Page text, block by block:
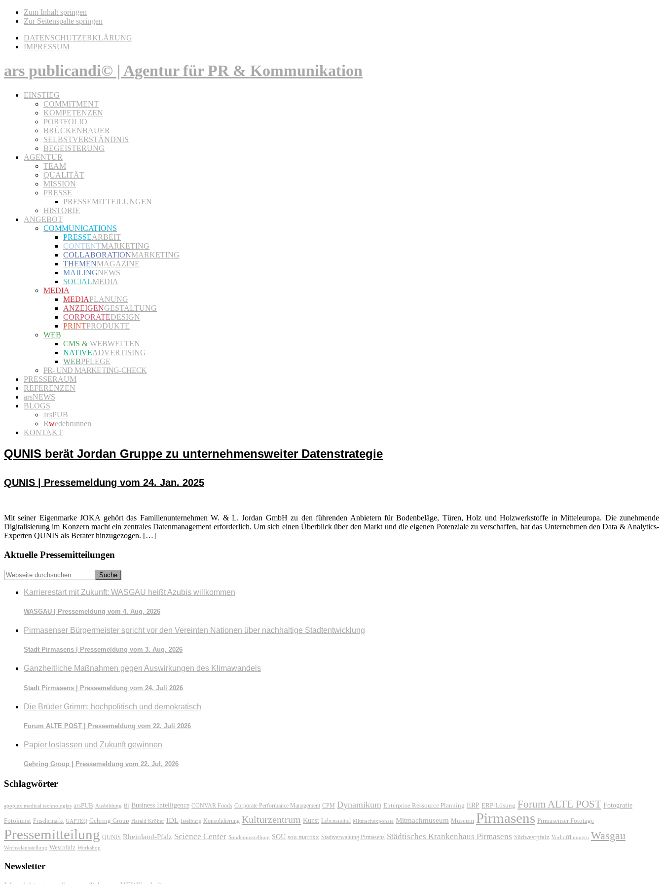
Zum Inhalt springen
Zur Seitenspalte springen
DATENSCHUTZERKLÄRUNG
IMPRESSUM
ars publicandi© | Agentur für PR & Kommunikation
EINSTIEG
COMMITMENT
KOMPETENZEN
PORTFOLIO
BRÜCKENBAUER
SELBSTVERSTÄNDNIS
BEGEISTERUNG
AGENTUR
TEAM
QUALITÄT
MISSION
PRESSE
PRESSEMITTEILUNGEN
HISTORIE
ANGEBOT
COMMUNICATIONS
PRESSEARBEIT
CONTENTMARKETING
COLLABORATIONMARKETING
THEMENMAGAZINE
MAILINGNEWS
SOCIALMEDIA
MEDIA
MEDIAPLANUNG
ANZEIGENGESTALTUNG
CORPORATEDESIGN
PRINTPRODUKTE
WEB
CMS & WEBWELTEN
NATIVEADVERTISING
WEBPFLEGE
PR- UND MARKETING-CHECK
PRESSERAUM
REFERENZEN
arsNEWS
BLOGS
arsPUB
Rwedebrunnen
KONTAKT
QUNIS berät Jordan Gruppe zu unternehmensweiter Datenstrategie
QUNIS | Pressemeldung vom 24. Jan. 2025
Mit seiner Eigenmarke JOKA gehört das Familienunternehmen W. & L. Jordan GmbH zu den führenden Anbietern für Bodenbeläge, Türen, Holz und Holzwerkstoffe in Mitteleuropa. Die zunehmende
Digitalisierung im Konzern macht ein zentrales Datenmanagement erforderlich. Um sich einen Überblick über den Markt und die eigenen Potenziale zu verschaffen, hat das Unternehmen den Data & Analytics-
Experten QUNIS als Berater hinzugezogen. […]
Seitenspalte
Aktuelle Pressemitteilungen
Webseite
durchsuchen
Karrierestart mit Zukunft: WASGAU heißt Azubis willkommen
WASGAU | Pressemeldung vom 4. Aug. 2026
Pirmasenser Bürgermeister spricht vor den Vereinten Nationen über nachhaltige Stadtentwicklung
Stadt Pirmasens | Pressemeldung vom 3. Aug. 2026
Ganzheitliche Maßnahmen gegen Auswirkungen des Klimawandels
Stadt Pirmasens | Pressemeldung vom 24. Juli 2026
Die Brüder Grimm: hochpolitisch und demokratisch
Forum ALTE POST | Pressemeldung vom 22. Juli 2026
Papier loslassen und Zukunft gewinnen
Gehring Group | Pressemeldung vom 22. Jul. 2026
Schlagwörter
apoplex medical technologies arsPUB Ausbildung BI Business Intelligence CONVAR Foods Corporate Performance Management CPM Dynamikum Enterprise Ressource Planning ERP ERP-Lösung Forum ALTE POST Fotografie
Fotokunst Frischemarkt GAPTEQ Gehring Group Harald Kröher IDL Isselburg Konsolidierung Kulturzentrum Kunst Lebensmittel Mitmachexponate Mitmachmuseum Museum Pirmasens Pirmasenser Fototage
Pressemitteilung QUNIS Rheinland-Pfalz Science Center Sonderausstellung SOU sou.matrixx Stadtverwaltung Pirmasens Städtisches Krankenhaus Pirmasens Südwestpfalz Vorhofflimmern Wasgau
Wechselausstellung Westpfalz Workshop
Newsletter